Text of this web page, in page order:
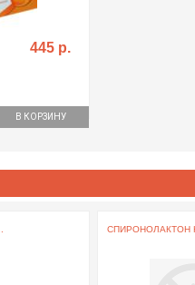
445 р.
В КОРЗИНУ
СПИРОНОЛАКТОН